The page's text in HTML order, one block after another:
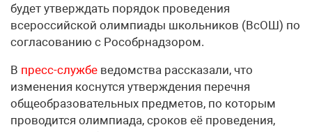
будет утверждать порядок проведения
всероссийской олимпиады школьников (ВсОШ) по
согласованию с Рособрнадзором.
В пресс-службе ведомства рассказали, что
изменения коснутся утверждения перечня
общеобразовательных предметов, по которым
проводится олимпиада, сроков её проведения,